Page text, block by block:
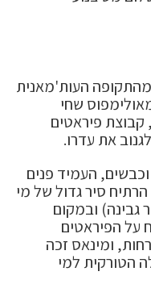
העות'מאנית
שחי
האגדה, קבוצת פיראטים
את עדרו.
העמיד פנים
סיר גדול של מי
גבינה) ובמקום
על הפיראטים
ומינאס זכה
הטורקית למי